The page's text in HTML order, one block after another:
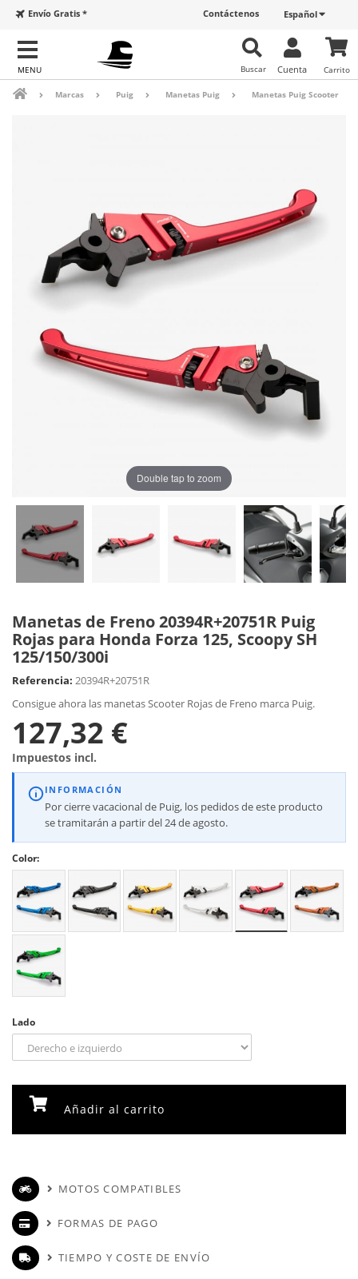
Español
Contáctenos
Envío Gratis *
Carrito
Cuenta
Buscar
Marcas Puig Manetas Puig Manetas Puig Scooter
Double tap to zoom
Manetas de Freno 20394R+20751R Puig
Rojas para Honda Forza 125, Scoopy SH
125/150/300i
Referencia: 20394R+20751R
Consigue ahora las manetas Scooter Rojas de Freno marca Puig.
127,32 €
Impuestos incl.
INFORMACIÓN
Por cierre vacacional de Puig, los pedidos de este producto
se tramitarán a partir del 24 de agosto.
Color:
Lado
Añadir al carrito
MOTOS COMPATIBLES
FORMAS DE PAGO
TIEMPO Y COSTE DE ENVÍO